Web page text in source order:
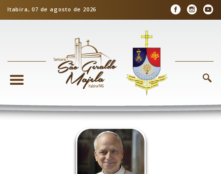
Itabira, 07 de agosto de 2026